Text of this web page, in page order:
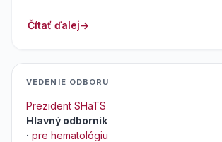
Čítať ďalej
VEDENIE ODBORU
Prezident SHaTS
Hlavný odborník
· pre hematológiu